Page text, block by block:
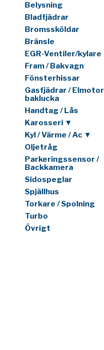
Belysning
Bladfjädrar
Bromssköldar
Bränsle
EGR-Ventiler/kylare
Fram / Bakvagn
Fönsterhissar
Gasfjädrar / Elmotor
baklucka
Handtag / Lås
Karosseri ▼
Kyl / Värme / Ac ▼
Oljetråg
Parkeringssensor /
Backkamera
Sidospeglar
Spjällhus
Torkare / Spolning
Turbo
Övrigt